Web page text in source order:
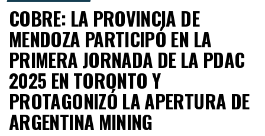
COBRE: LA PROVINCIA DE
MENDOZA PARTICIPÓ EN LA
PRIMERA JORNADA DE LA PDAC
2025 EN TORONTO Y
PROTAGONIZÓ LA APERTURA DE
ARGENTINA MINING